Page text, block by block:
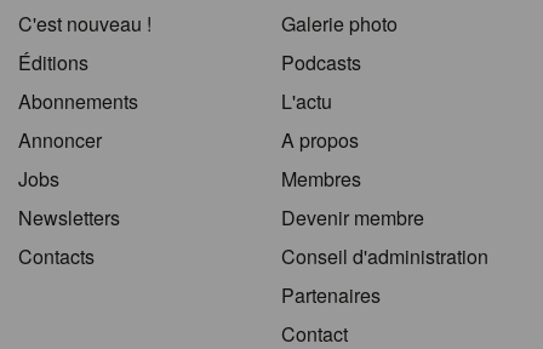
C'est nouveau !
Éditions
Abonnements
Annoncer
Jobs
Newsletters
Contacts
Galerie photo
Podcasts
L'actu
A propos
Membres
Devenir membre
Conseil d'administration
Partenaires
Contact